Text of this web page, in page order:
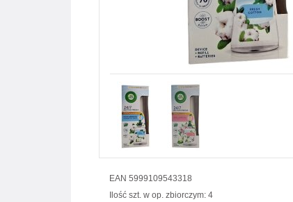
EAN 5999109543318
Ilość szt. w op. zbiorczym: 4